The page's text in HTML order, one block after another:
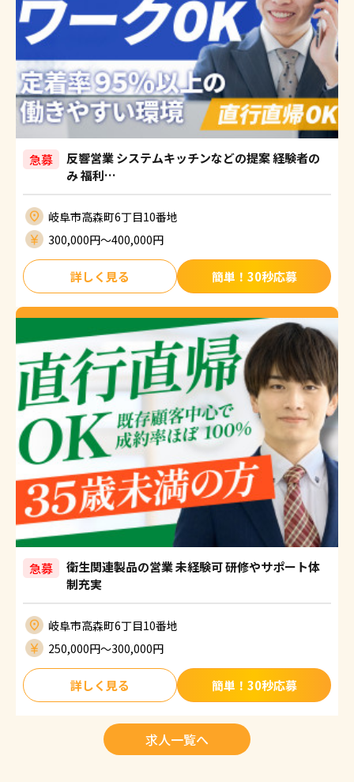
急募
反響営業 システムキッチンなどの提案 経験者の
み 福利…
岐阜市高森町6丁目10番地
300,000円〜400,000円
詳しく見る 簡単！30秒応募
急募
衛生関連製品の営業 未経験可 研修やサポート体
制充実
岐阜市高森町6丁目10番地
250,000円〜300,000円
詳しく見る 簡単！30秒応募
求人一覧へ